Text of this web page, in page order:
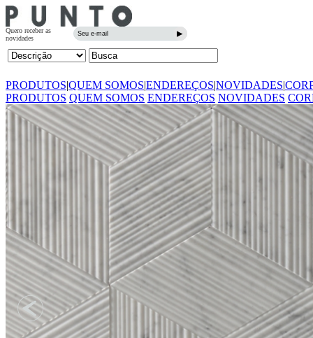
PRODUTOS|QUEM SOMOS|ENDEREÇOS|NOVIDADES|
PRODUTOS QUEM SOMOS ENDEREÇOS NOVIDADES